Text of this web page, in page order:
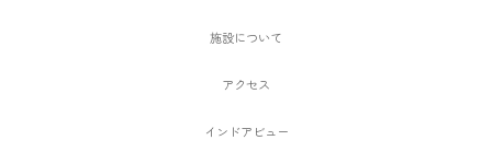
施設について
アクセス
インドアビュー